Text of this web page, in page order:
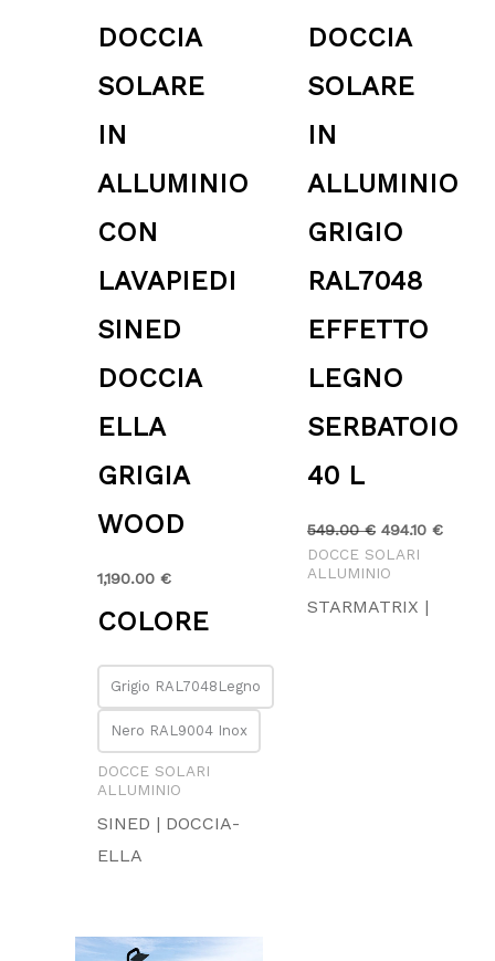
DOCCIA
SOLARE
IN
ALLUMINIO
CON
LAVAPIEDI
SINED
DOCCIA
ELLA
GRIGIA
WOOD
1,190.00 €
COLORE
Grigio RAL7048Legno
Nero RAL9004 Inox
DOCCE SOLARI
ALLUMINIO
SINED | DOCCIA-
ELLA
DOCCIA
SOLARE
IN
ALLUMINIO
GRIGIO
RAL7048
EFFETTO
LEGNO
SERBATOIO
40 L
549.00€ 494.10 €
DOCCE SOLARI
ALLUMINIO
STARMATRIX |